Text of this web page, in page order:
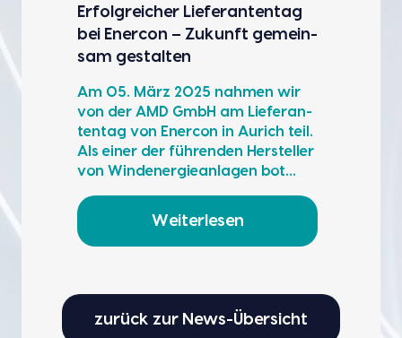
Erfolg­rei­cher Lie­fe­ran­ten­tag
bei Ener­con – Zukunft gemein­
sam gestal­ten
Am 05. März 2025 nah­men wir
von der AMD GmbH am Lie­fe­ran­
ten­tag von Ener­con in Aurich teil.
Als einer der füh­ren­den Her­stel­ler
von Wind­ener­gie­an­la­gen bot…
Weiterlesen
zurück zur News-Übersicht